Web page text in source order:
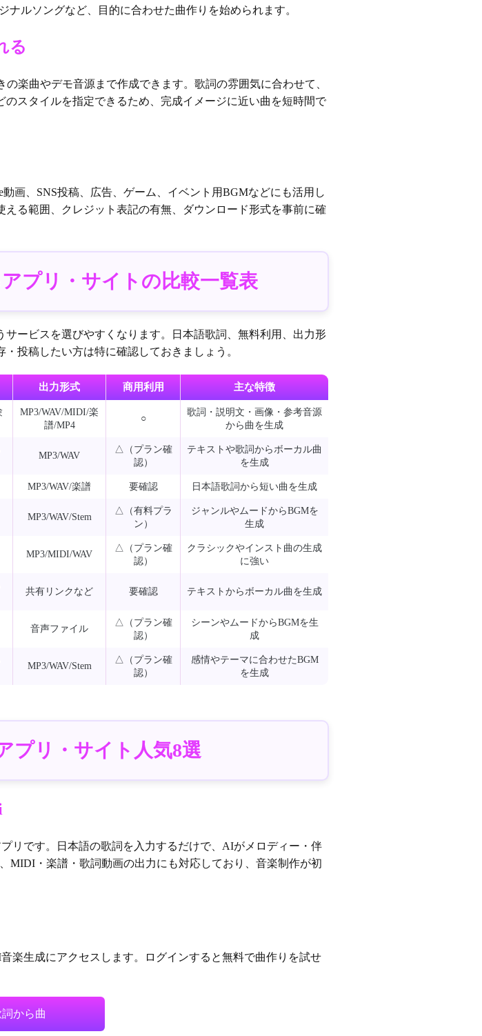
ルソングなど、目的に合わせた曲作りを始められます。
る
楽曲やデモ音源まで作成できます。歌詞の雰囲気に合わせて、
スタイルを指定できるため、完成イメージに近い曲を短時間で
画、SNS投稿、広告、ゲーム、イベント用BGMなどにも活用し
る範囲、クレジット表記の有無、ダウンロード形式を事前に確
プリ・サイトの比較一覧表
ービスを選びやすくなります。日本語歌詞、無料利用、出力形
投稿したい方は特に確認しておきましょう。
出力形式 商用利用 主な特徴
MP3/WAV/MIDI/楽
譜/MP4
○
歌詞・説明文・画像・参考音源
から曲を生成
MP3/WAV
△（プラン確
認）
テキストや歌詞からボーカル曲
を生成
MP3/WAV/楽譜 要確認 日本語歌詞から短い曲を生成
MP3/WAV/Stem
△（有料プラ
ン）
ジャンルやムードからBGMを
生成
MP3/MIDI/WAV
△（プラン確
認）
クラシックやインスト曲の生成
に強い
共有リンクなど 要確認 テキストからボーカル曲を生成
音声ファイル
△（プラン確
認）
シーンやムードからBGMを生
成
MP3/WAV/Stem
△（プラン確
認）
感情やテーマに合わせたBGM
を生成
プリ・サイト人気8選
リです。日本語の歌詞を入力するだけで、AIがメロディー・伴
MIDI・楽譜・歌詞動画の出力にも対応しており、音楽制作が初
楽生成にアクセスします。ログインすると無料で曲作りを試せ
から曲